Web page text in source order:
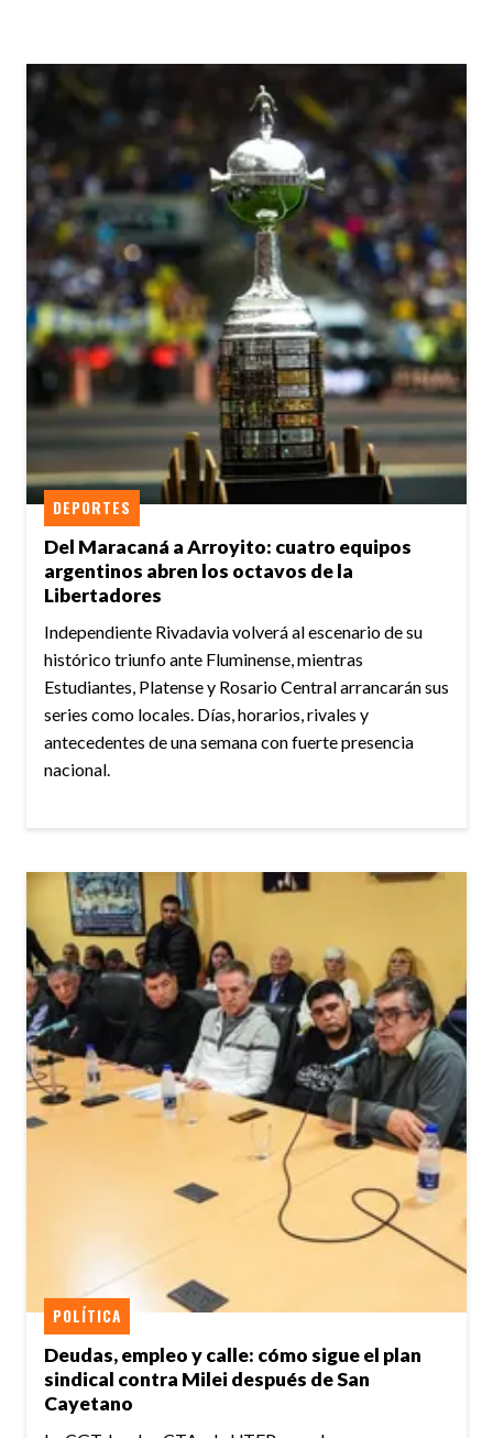
Del Maracaná a Arroyito: cuatro equipos
argentinos abren los octavos de la
Libertadores
DEPORTES
Independiente Rivadavia volverá al escenario de su
histórico triunfo ante Fluminense, mientras
Estudiantes, Platense y Rosario Central arrancarán sus
series como locales. Días, horarios, rivales y
antecedentes de una semana con fuerte presencia
nacional.
Deudas, empleo y calle: cómo sigue el plan
sindical contra Milei después de San
Cayetano
POLÍTICA